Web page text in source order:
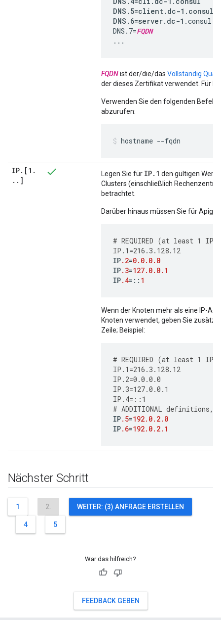
DNS.5=client.dc-1.consul
DNS.6=server.dc-1 .consul
DNS.7=FQDN
...
FQDNist der/die/das Vollständig
der dieses Zertifikat verwendet. Für
Verwenden Sie den folgenden
abzurufen:
hostname --fqdn
IP. [1 .
. . ]
Legen Sie für IP.1 den gültigen Wert
Clusters (einschließlich
betrachtet.
Darüber hinaus müssen Sie für
# REQUIRED (at least 1 IP
IP .1 =216.3.128.12
IP.2=0.0.0.0
IP.3=127.0.0.1
IP.4= :: 1
Wenn der Knoten mehr als eine IP-
Knoten verwendet, geben Sie
Zeile; Beispiel:
# REQUIRED (at least 1 IP
IP .1 =216.3.128.12
IP .2=0.0.0.0
IP .3=127.0.0.1
IP .4= :: 1
# ADDITIONAL definitions,
IP.5=192.0.2.0
IP.6=192.0.2.1
Nächster Schritt
1 2. WEITER: (3) ANFRAGE ERSTELLEN
4 5
War das hilfreich?
FEEDBACK GEBEN